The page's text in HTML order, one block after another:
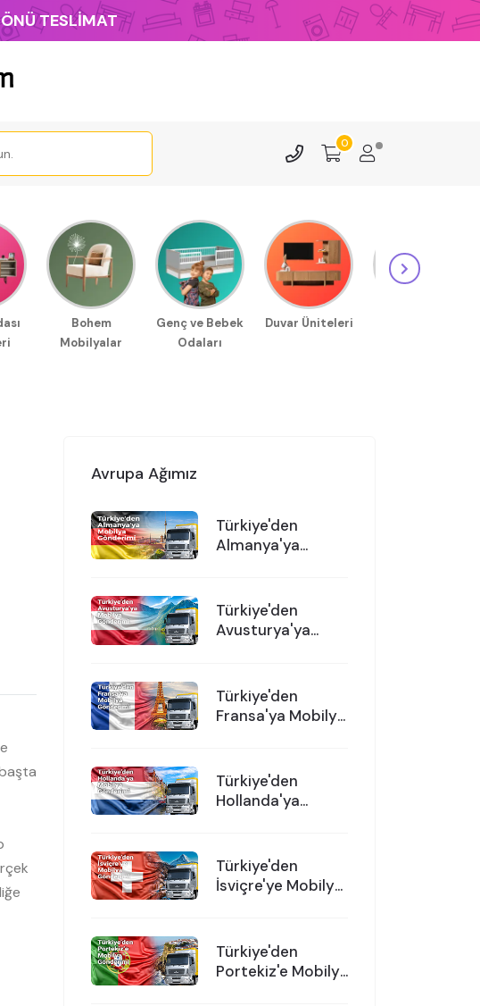
TESLİMAT
0
Bohem
Mobilyalar
Genç ve Bebek
Odaları
Duvar Üniteleri
Avrupa Ağımız
Türkiye'den
Almanya'ya
Türkiye'den
Avusturya'ya
Türkiye'den
Fransa'ya Mobilya
Türkiye'den
Hollanda'ya
Türkiye'den
İsviçre'ye Mobilya
Türkiye'den
Portekiz'e Mobilya